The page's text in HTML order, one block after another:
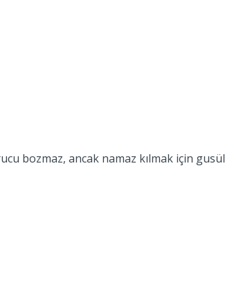
bozmaz, ancak namaz kılmak için gusül